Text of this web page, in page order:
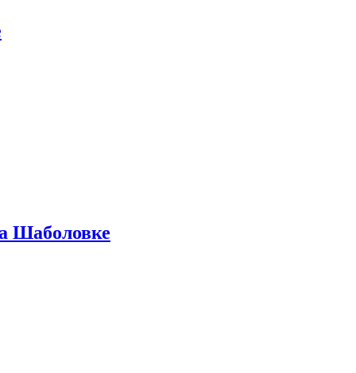
Шаболовке